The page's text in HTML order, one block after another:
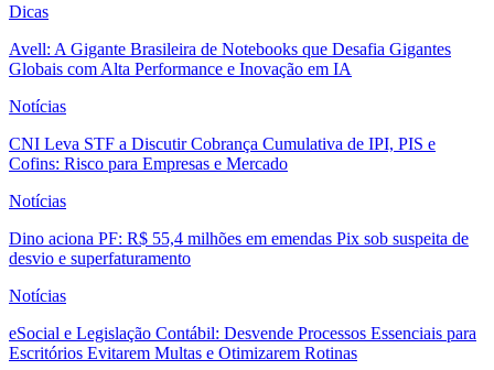
Dicas
Avell: A Gigante Brasileira de Notebooks que Desafia Gigantes
Globais com Alta Performance e Inovação em IA
Notícias
CNI Leva STF a Discutir Cobrança Cumulativa de IPI, PIS e
Cofins: Risco para Empresas e Mercado
Notícias
Dino aciona PF: R$ 55,4 milhões em emendas Pix sob suspeita de
desvio e superfaturamento
Notícias
eSocial e Legislação Contábil: Desvende Processos Essenciais para
Escritórios Evitarem Multas e Otimizarem Rotinas